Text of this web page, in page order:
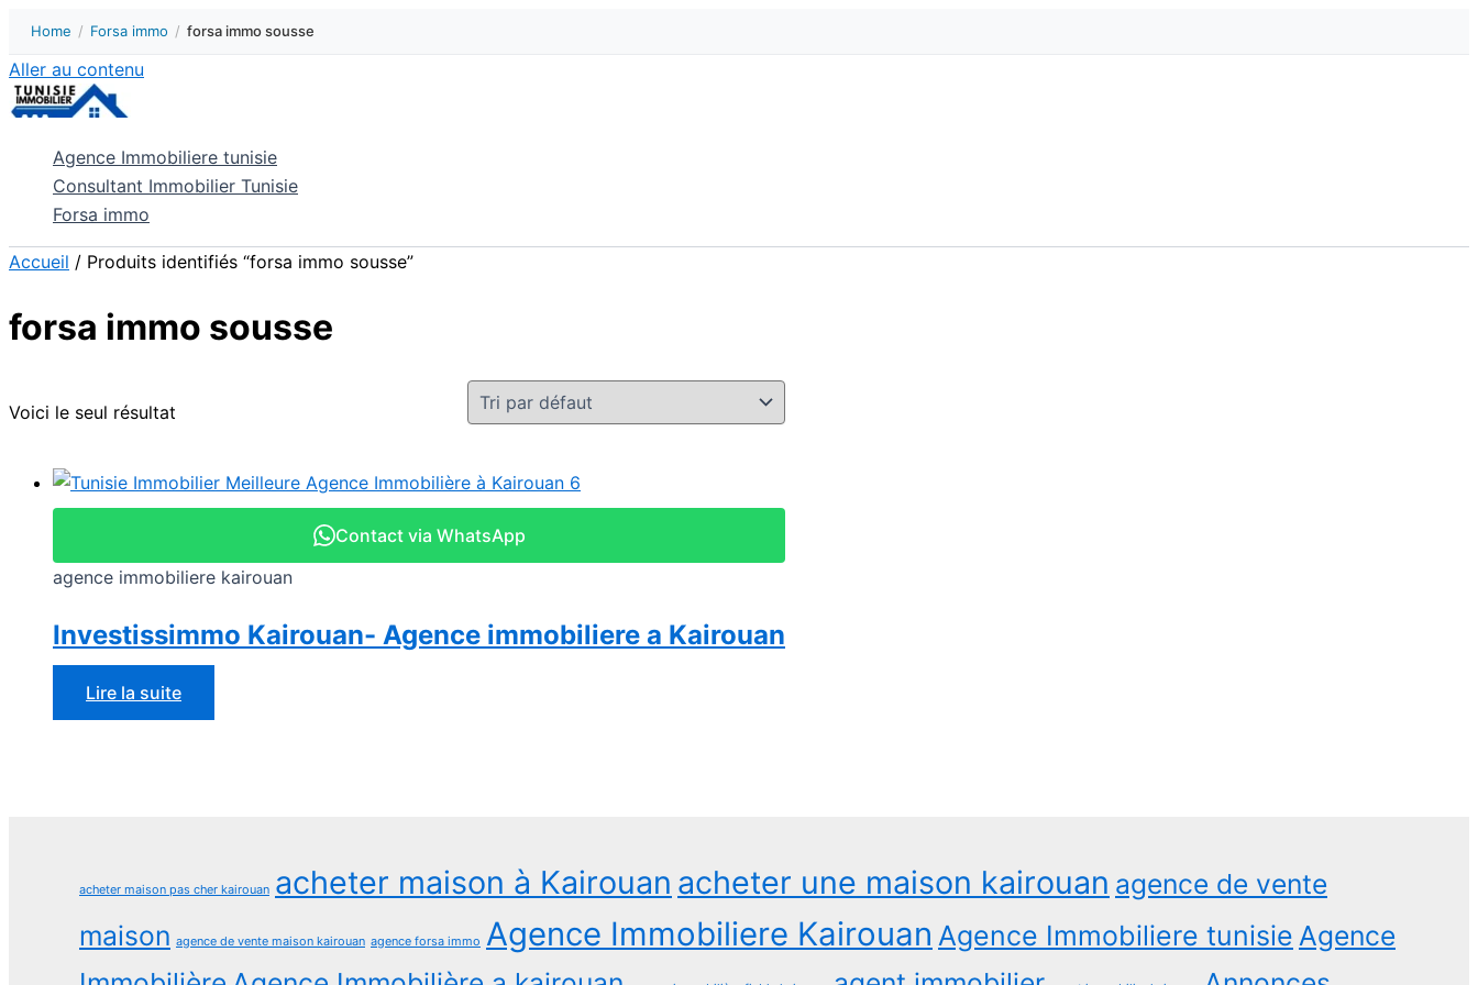
Home / Forsa immo / forsa immo sousse
Aller au contenu
Agence Immobiliere tunisie
Consultant Immobilier Tunisie
Forsa immo
Accueil / Produits identifiés “forsa immo sousse”
forsa immo sousse
Voici le seul résultat
Contact via WhatsApp
agence immobiliere kairouan
Investissimmo Kairouan- Agence immobiliere a Kairouan
Lire la suite
acheter maison pas cher kairouan acheter maison à Kairouan acheter une maison kairouan agence de vente
maison agence de vente maison kairouan agence forsa immo Agence Immobiliere Kairouan Agence Immobiliere tunisie Agence